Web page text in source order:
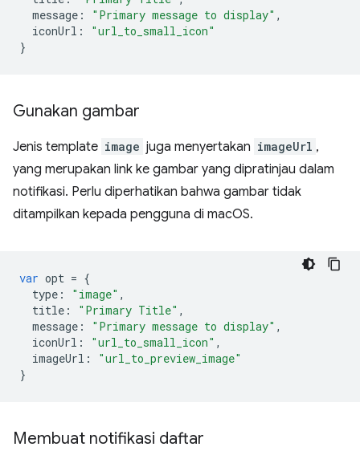
message : "Primary message to display" ,
iconUrl :
"url_to_small_icon"
}
Gunakan gambar
Jenis template image juga menyertakan imageUrl ,
yang merupakan link ke gambar yang dipratinjau dalam
notifikasi. Perlu diperhatikan bahwa gambar tidak
ditampilkan kepada pengguna di macOS.
var opt = {
type : "image" ,
title : "Primary Title" ,
message : "Primary message to display" ,
iconUrl : "url_to_small_icon" ,
imageUrl :
"url_to_preview_image"
}
Membuat notifikasi daftar